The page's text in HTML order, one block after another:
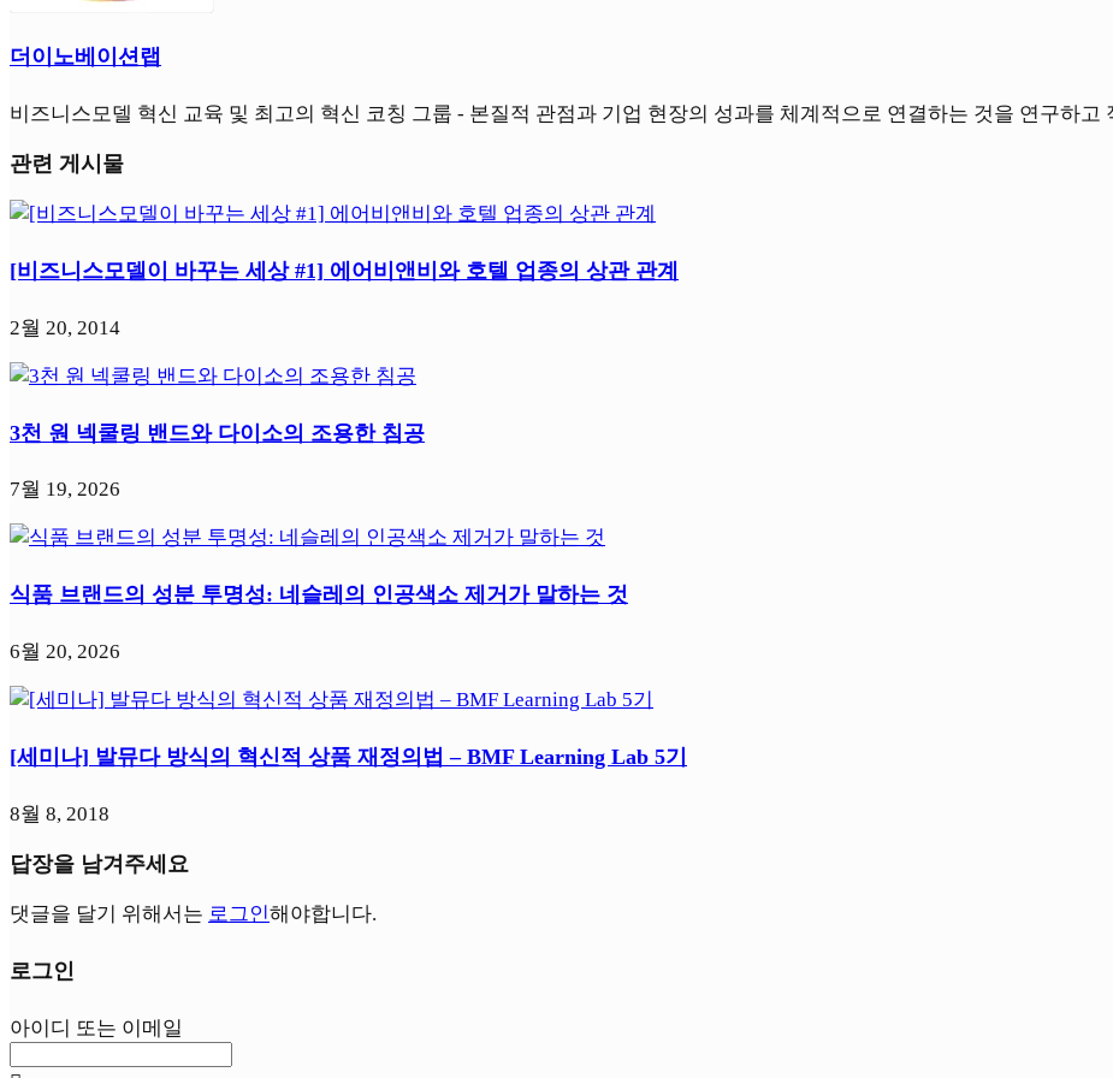
더이노베이션랩
비즈니스모델 혁신 교육 및 최고의 혁신 코칭 그룹 - 본질적 관점과 기업 현장의 성과를 체계적으로 연결하는 것을 연구하고
관련 게시물
[비즈니스모델이 바꾸는 세상 #1] 에어비앤비와 호텔 업종의 상관 관계
2월 20, 2014
3천 원 넥쿨링 밴드와 다이소의 조용한 침공
7월 19, 2026
식품 브랜드의 성분 투명성: 네슬레의 인공색소 제거가 말하는 것
6월 20, 2026
[세미나] 발뮤다 방식의 혁신적 상품 재정의법 – BMF Learning Lab 5기
8월 8, 2018
답장을 남겨주세요
댓글을 달기 위해서는 로그인해야합니다.
로그인
아이디 또는 이메일